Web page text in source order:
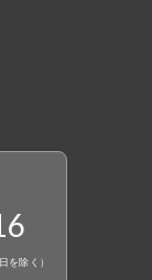
を除く）